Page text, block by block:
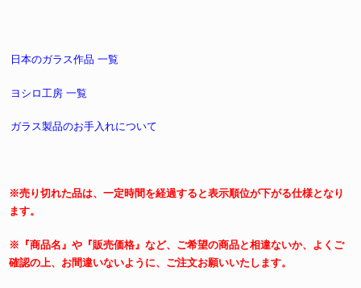
日本のガラス作品 一覧
ヨシロ工房 一覧
ガラス製品のお手入れについて
※売り切れた品は、一定時間を経過すると表示順位が下がる仕様となり
ます。
※『商品名』や『販売価格』など、ご希望の商品と相違ないか、よくご
確認の上、お間違いないように、ご注文お願いいたします。